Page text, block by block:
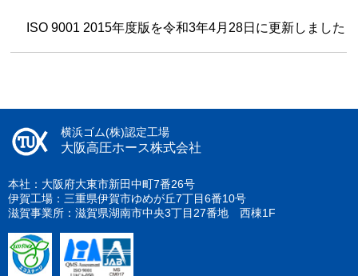
ISO 9001 2015年度版を令和3年4月28日に更新しました
横浜ゴム(株)認定工場
大阪高圧ホース株式会社
本社：大阪府大東市新田中町7番26号
伊賀工場：三重県伊賀市ゆめが丘7丁目6番10号
滋賀事業所：滋賀県湖南市中央3丁目27番地 西棟1F